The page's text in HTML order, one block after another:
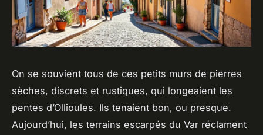
On se souvient tous de ces petits murs de pierres
sèches, discrets et rustiques, qui longeaient les
pentes d’Ollioules. Ils tenaient bon, ou presque.
Aujourd’hui, les terrains escarpés du Var réclament